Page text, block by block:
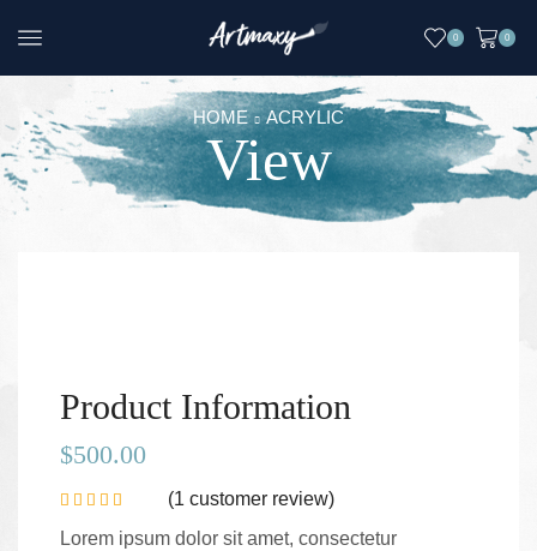
0 0
HOME ACRYLIC
View
Product Information
$500.00
(1 customer review)
Lorem ipsum dolor sit amet, consectetur